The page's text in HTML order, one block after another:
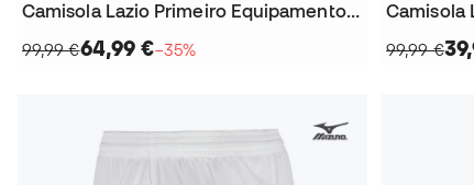
Camisola Lazio Primeiro Equipamento 2025-2026
99,99 €64,99 €−35%
99,99 €